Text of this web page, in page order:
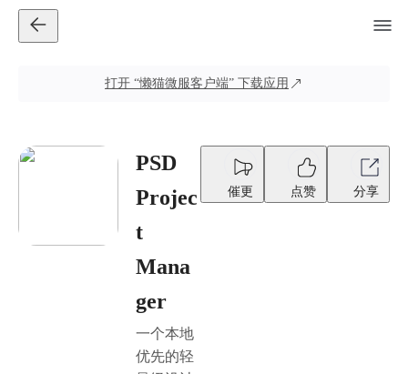
打开 “懒猫微服客户端” 下载应用
PSD
Projec
t
Mana
ger
一个本地
优先的轻
催更 点赞 分享